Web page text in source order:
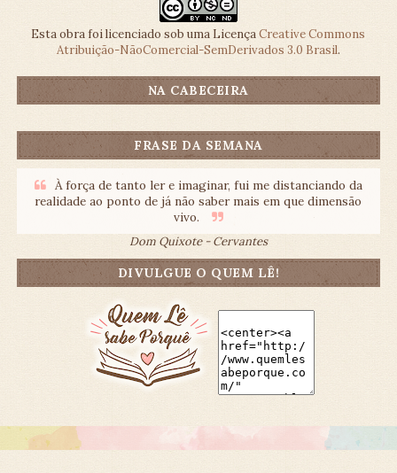
Esta obra foi licenciado sob uma LicençaCreative Commons
Atribuição-NãoComercial-SemDerivados 3.0 Brasil.
NA CABECEIRA
FRASE DA SEMANA
À força de tanto ler e imaginar, fui me distanciando da
realidade ao ponto de já não saber mais em que dimensão
vivo.
Dom Quixote - Cervantes
DIVULGUE O QUEM LÊ!